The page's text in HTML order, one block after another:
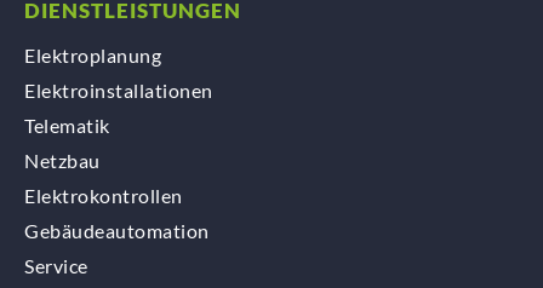
DIENSTLEISTUNGEN
Elektroplanung
Elektroinstallationen
Telematik
Netzbau
Elektrokontrollen
Gebäudeautomation
Service